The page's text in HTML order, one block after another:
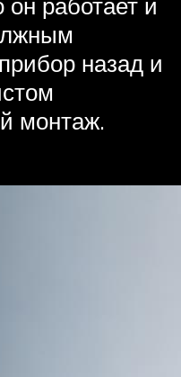
назад и
монтаж.